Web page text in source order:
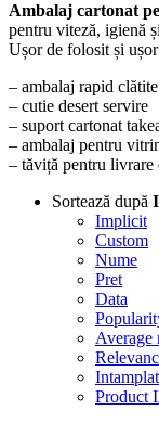
Ambalaj cartonat
pentru viteză, igienă
Ușor de folosit și
– ambalaj rapid clătite
– cutie desert servire
– suport cartonat
– ambalaj pentru
– tăviță pentru livrare
Sortează după
Implicit
Custom
Nume
Pret
Data
Average
Product